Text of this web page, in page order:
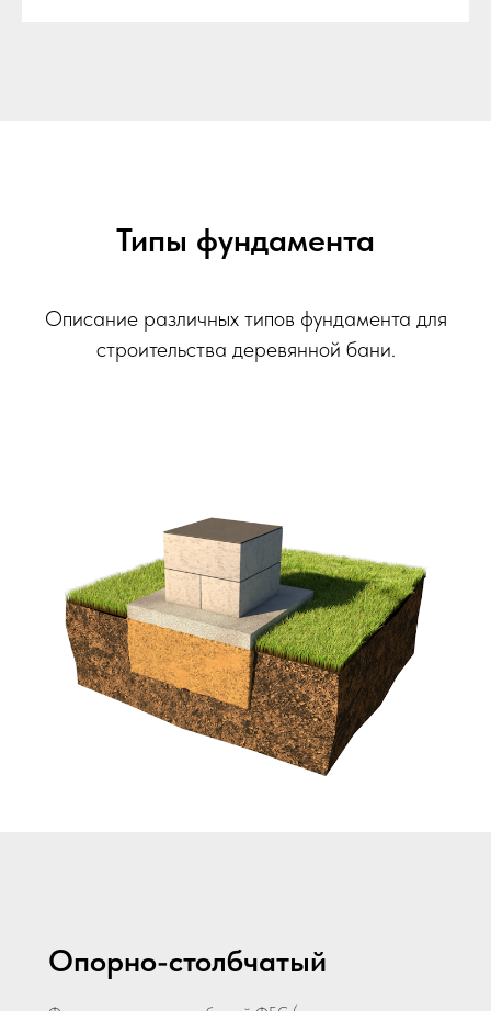
Типы фундамента
Описание различных типов фундамента для
строительства деревянной бани.
Опорно-столбчатый